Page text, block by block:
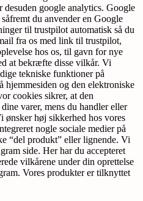
desuden google analytics. Google
du anvender en Google
til trustpilot automatisk så du
fra os med link til trustpilot,
hos os, til gavn for nye
at bekræfte disse vilkår. Vi
tekniske funktioner på
og den elektroniske
cookies sikrer, at den
varer, mens du handler eller
ønsker høj sikkerhed hos vores
nogle sociale medier på
“del produkt” eller lignende. Vi
side. Her har du accepteret
vilkårene under din oprettelse
Vores produkter er tilknyttet